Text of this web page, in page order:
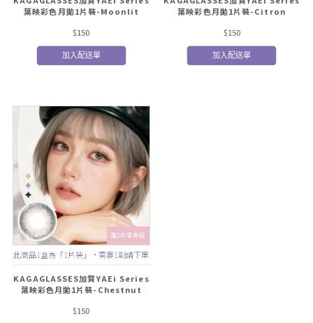
葉映彩色月拋1片裝-Moonlit
$150
加入配送單
葉映彩色月拋1片裝-Citron
$150
加入配送單
滿2件享折扣
此商品1盒為「1片裝」，需要1副請下單
2盒
KAGAGLASSES加賀YAEi Series
葉映彩色月拋1片裝-Chestnut
$150